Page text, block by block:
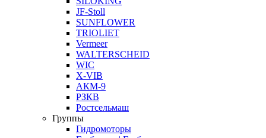
JF-Stoll
SUNFLOWER
TRIOLIET
Vermeer
WALTERSCHEID
WIC
X-VIB
АКМ-9
РЗКВ
Ростсельмаш
Группы
Гидромоторы